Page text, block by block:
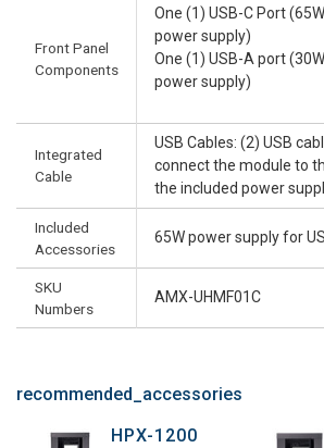
Front Panel
Components
One (1) USB-C Port
power supply)
One (1) USB-A port
power supply)
Integrated
Cable
USB Cables: (2) USB
connect the module to
the included power
Included
Accessories
65W power supply for
SKU
Numbers
AMX-UHMF01C
recommended_accessories
HPX-1200